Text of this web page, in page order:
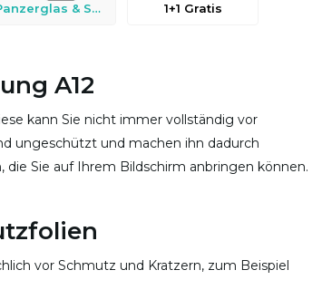
Panzerglas & Schutzfolien 1+1 Gratis
A12
kann Sie nicht immer vollständig vor
ungeschützt und machen ihn dadurch
die Sie auf Ihrem Bildschirm anbringen können.
vor Schmutz und Kratzern, zum Beispiel